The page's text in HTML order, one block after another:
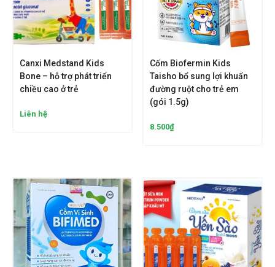
Canxi Medstand Kids
Bone – hỗ trợ phát triển
chiều cao ở trẻ
Liên hệ
Cốm Biofermin Kids
Taisho bổ sung lợi khuẩn
đường ruột cho trẻ em
(gói 1.5g)
8.500₫